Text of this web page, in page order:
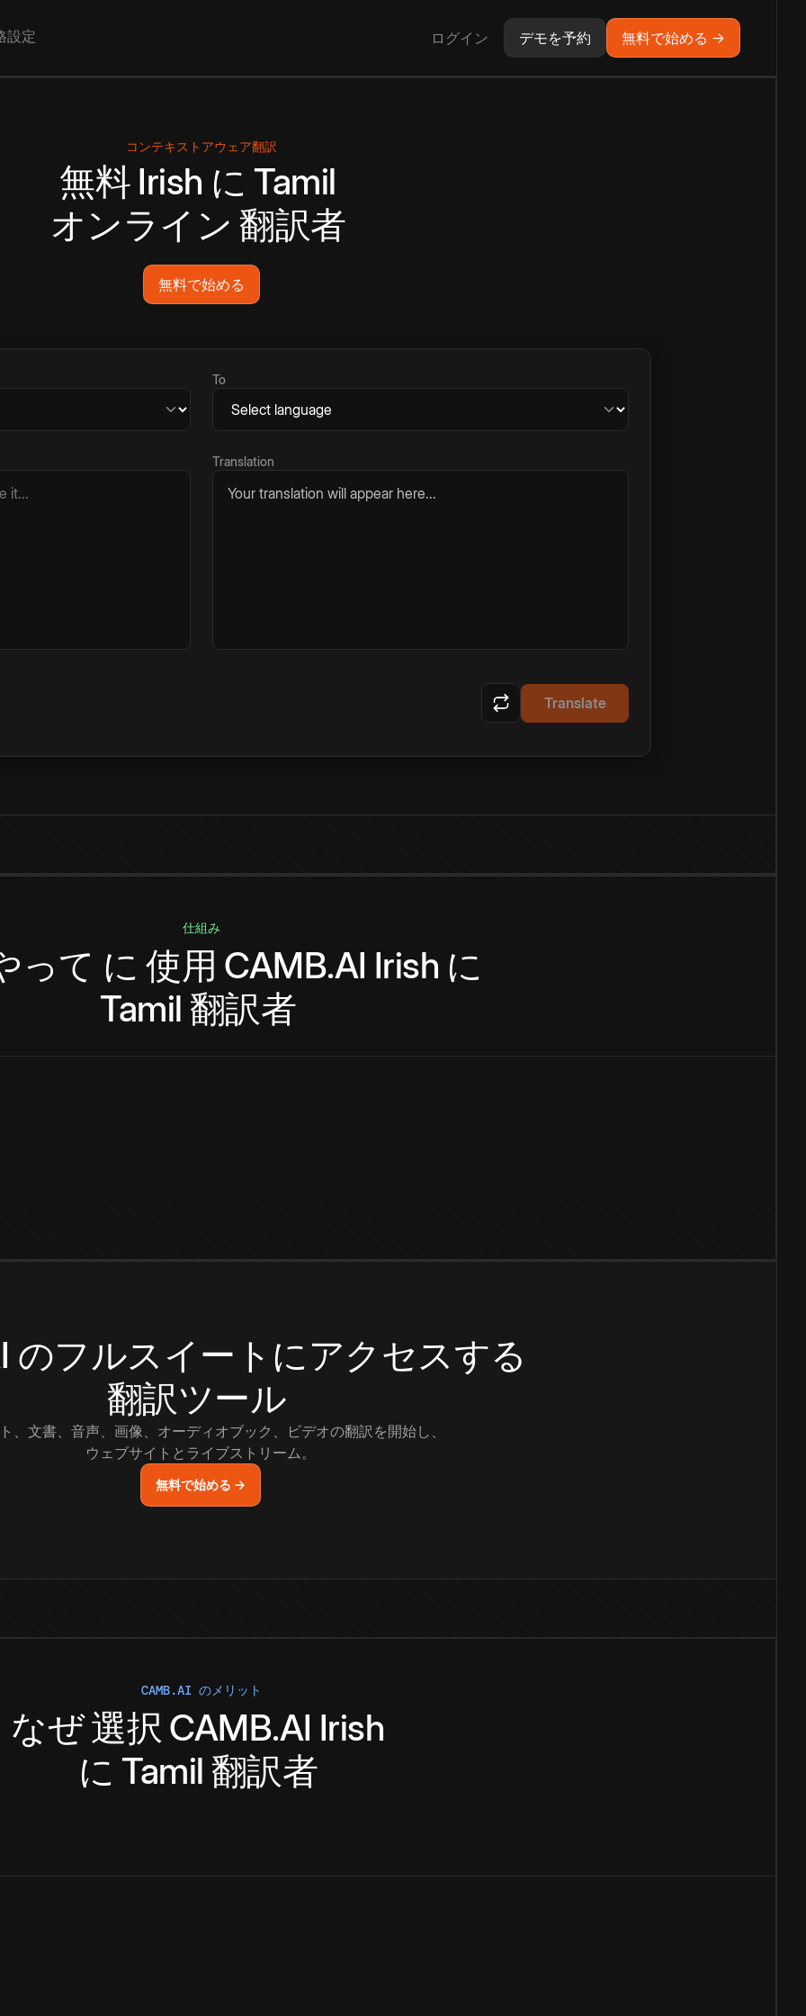
設定 ログイン デモを予約 無料で始める →
コンテキストアウェア翻訳
無料 Irish に Tamil
オンライン 翻訳者
無料で始める
To
Translation
Your translation will appear here...
Translate
仕組み
って に 使用 CAMB.AI Irish に
Tamil 翻訳者
のフルスイートにアクセスする
翻訳ツール
、文書、音声、画像、オーディオブック、ビデオの翻訳を開始し、
ウェブサイトとライブストリーム。
無料で始める →
CAMB.AI のメリット
なぜ選択 CAMB.AI Irish
に Tamil 翻訳者